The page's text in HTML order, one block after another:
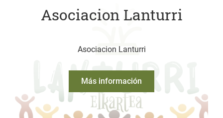
Asociacion Lanturri
Asociacion Lanturri
Más información